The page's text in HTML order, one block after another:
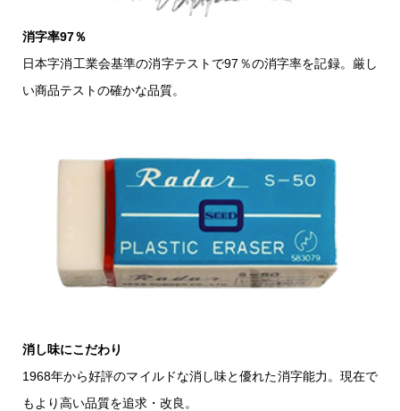
消字率97％
日本字消工業会基準の消字テストで97％の消字率を記録。厳し
い商品テストの確かな品質。
消し味にこだわり
1968年から好評のマイルドな消し味と優れた消字能力。現在で
もより高い品質を追求・改良。